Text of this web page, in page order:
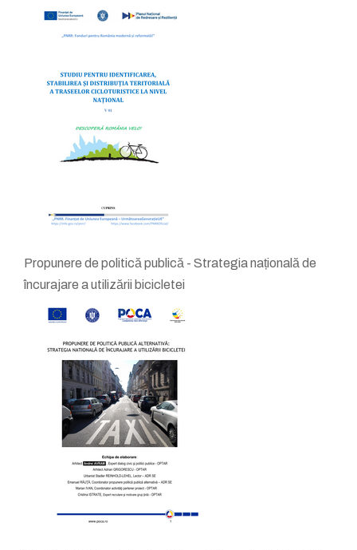
Propunere de politică publică - Strategia națională de
încurajare a utilizării bicicletei